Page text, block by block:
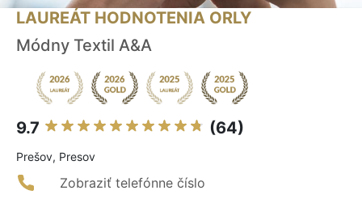
LAUREÁT HODNOTENIA ORLY
Módny Textil A&A
9.7 (64)
Prešov, Presov
Zobraziť telefónne číslo